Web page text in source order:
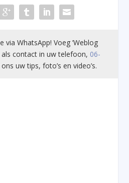
via WhatsApp! Voeg ’Weblog
contact in uw telefoon, 06-
uw tips, foto’s en video’s.